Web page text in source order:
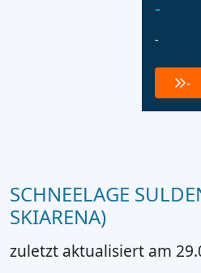
-
-
-
SCHNEELAGE
SKIARENA)
zuletzt aktualisiert am